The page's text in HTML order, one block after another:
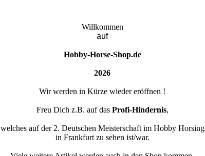
Willkommen
auf
Hobby-Horse-Shop.de
2026
Wir werden in Kürze wieder eröffnen !
Freu Dich z.B. auf das Profi-Hindernis,
welches auf der 2. Deutschen Meisterschaft im Hobby Horsing
in Frankfurt zu sehen ist/war.